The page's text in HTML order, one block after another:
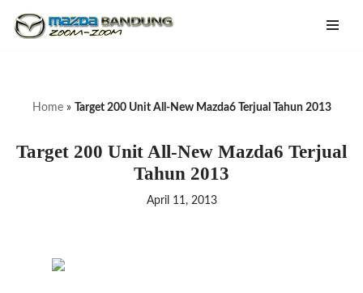
Home» Target 200 Unit All-New Mazda6 Terjual Tahun 2013
Target 200 Unit All-New Mazda6 Terjual
Tahun 2013
April 11, 2013